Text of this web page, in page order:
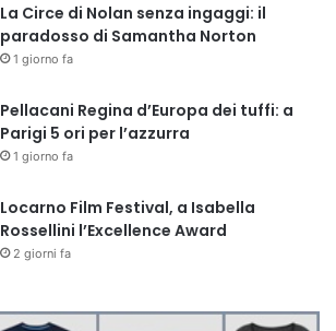
La Circe di Nolan senza ingaggi: il
paradosso di Samantha Norton
1 giorno fa
Pellacani Regina d’Europa dei tuffi: a
Parigi 5 ori per l’azzurra
1 giorno fa
Locarno Film Festival, a Isabella
Rossellini l’Excellence Award
2 giorni fa